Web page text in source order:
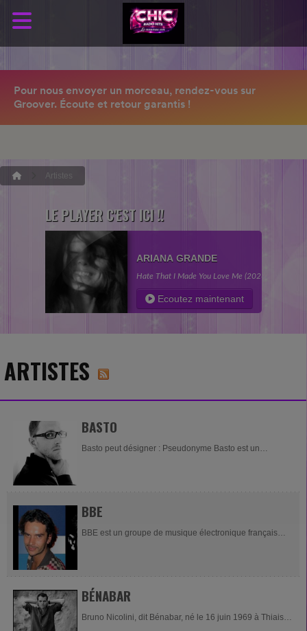
Artistes
LE PLAYER C'EST ICI !!
ARIANA GRANDE
Hate That I Made You Love Me (2026)
Ecoutez maintenant
ARTISTES
BASTO
Basto peut désigner : Pseudonyme Basto est un
BBE
BBE est un groupe de musique électronique français
BÉNABAR
Bruno Nicolini, dit Bénabar, né le 16 juin 1969 à Thiais